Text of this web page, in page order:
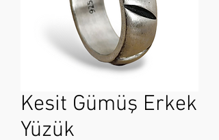
Kesit Gümüş Erkek
Yüzük